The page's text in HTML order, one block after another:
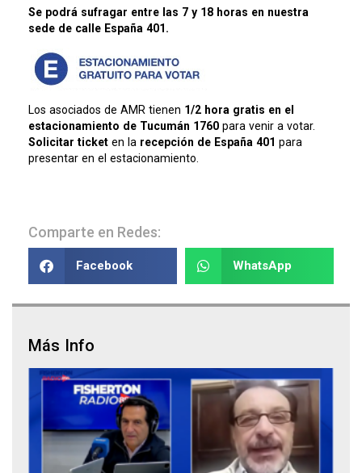
Se podrá sufragar entre las 7 y 18 horas en nuestra
sede de calle España 401.
Los asociados de AMR tienen 1/2 hora gratis en el
estacionamiento de Tucumán 1760 para venir a votar.
Solicitar ticket en la recepción de España 401 para
presentar en el estacionamiento.
Comparte en Redes:
Facebook WhatsApp
Más Info